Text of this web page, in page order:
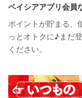
ベイシアアプリ会員
ポイントが貯まる、
っとオトクに♪まだ
ください。